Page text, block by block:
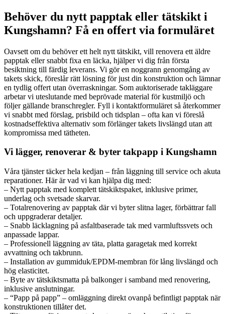
Behöver du nytt papptak eller tätskikt i
Kungshamn? Få en offert via formuläret
Oavsett om du behöver ett helt nytt tätskikt, vill renovera ett äldre
papptak eller snabbt fixa en läcka, hjälper vi dig från första
besiktning till färdig leverans. Vi gör en noggrann genomgång av
takets skick, föreslår rätt lösning för just din konstruktion och lämnar
en tydlig offert utan överraskningar. Som auktoriserade takläggare
arbetar vi uteslutande med beprövade material för kustmiljö och
följer gällande branschregler. Fyll i kontaktformuläret så återkommer
vi snabbt med förslag, prisbild och tidsplan – ofta kan vi föreslå
kostnadseffektiva alternativ som förlänger takets livslängd utan att
kompromissa med tätheten.
Vi lägger, renoverar & byter takpapp i Kungshamn
Våra tjänster täcker hela kedjan – från läggning till service och akuta
reparationer. Här är vad vi kan hjälpa dig med:
– Nytt papptak med komplett tätskiktspaket, inklusive primer,
underlag och svetsade skarvar.
– Totalrenovering av papptak där vi byter slitna lager, förbättrar fall
och uppgraderar detaljer.
– Snabb läcklagning på asfaltbaserade tak med varmluftssvets och
anpassade lappar.
– Professionell läggning av täta, platta garagetak med korrekt
avvattning och takbrunn.
– Installation av gummiduk/EPDM-membran för lång livslängd och
hög elasticitet.
– Byte av tätskiktsmatta på balkonger i samband med renovering,
inklusive anslutningar.
– “Papp på papp” – omläggning direkt ovanpå befintligt papptak när
konstruktionen tillåter det.